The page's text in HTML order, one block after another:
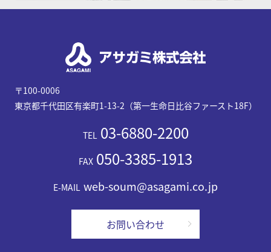
〒100-0006
東京都千代田区有楽町1-13-2（第一生命日比谷ファースト18F）
TEL 03-6880-2200
FAX 050-3385-1913
E-MAIL web-soum@asagami.co.jp
お問い合わせ